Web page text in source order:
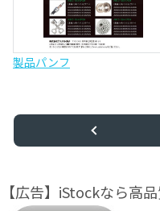
製品パンフ
【広告】iStockなら高